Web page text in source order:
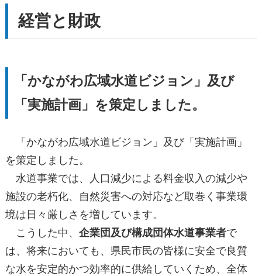
経営と財政
「かながわ広域水道ビジョン」及び
「実施計画」を策定しました。
「かながわ広域水道ビジョン」及び「実施計画」
を策定しました。
水道事業では、人口減少による料金収入の減少や
施設の老朽化、自然災害への対応など取巻く事業環
境は日々厳しさを増しています。
こうした中、 企業団及び構成団体水道事業者で
は、将来においても、県民市民の皆様に安全で良質
な水を安定的かつ効率的に供給していくため、全体